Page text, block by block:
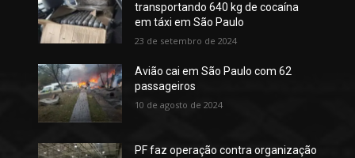
transportando 640 kg de cocaína
em táxi em São Paulo
23 de setembro de 2024
Avião cai em São Paulo com 62
passageiros
10 de agosto de 2024
PF faz operação contra organização